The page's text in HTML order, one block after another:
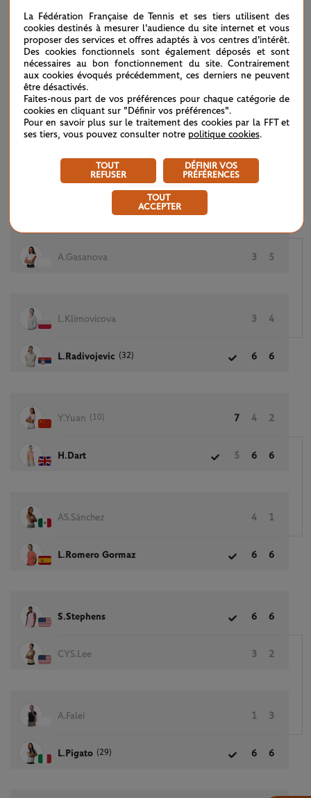
M.Sherif (9) 6 3 6
A.Lazaro Garcia 6
G.Knutson 6 0 2
M.Trevisan 2 6
A.Gasanova 3 5
L.Klimovicova 3 4
L.Radivojevic (32) 6 6
Y.Yuan (10) 7 4 2
H.Dart 5 6 6
AS.Sánchez 4 1
L.Romero Gormaz 6 6
S.Stephens 6 6
CYS.Lee 3 2
A.Falei 1 3
L.Pigato (29) 6 6
La Fédération Française de Tennis et ses tiers utilisent des
cookies destinés à mesurer l'audience du site internet et vous
proposer des services et offres adaptés à vos centres d'intérêt.
Des cookies fonctionnels sont également déposés et sont
nécessaires au bon fonctionnement du site. Contrairement
aux cookies évoqués précédemment, ces derniers ne peuvent
être désactivés.
Faites-nous part de vos préférences pour chaque catégorie de
cookies en cliquant sur "Définir vos préférences".
Pour en savoir plus sur le traitement des cookies par la FFT et
ses tiers, vous pouvez consulter notre politique cookies.
TOUT
REFUSER
DÉFINIR VOS
PRÉFÉRENCES
TOUT
ACCEPTER